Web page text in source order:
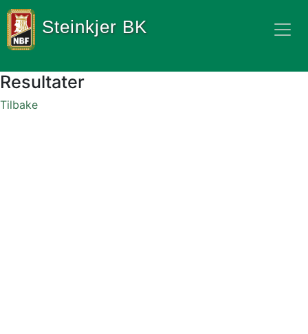
Steinkjer BK
Resultater
Tilbake